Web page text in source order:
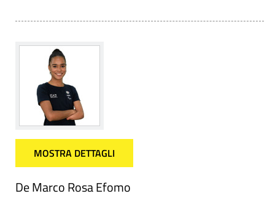
MOSTRA DETTAGLI
De Marco Rosa Efomo